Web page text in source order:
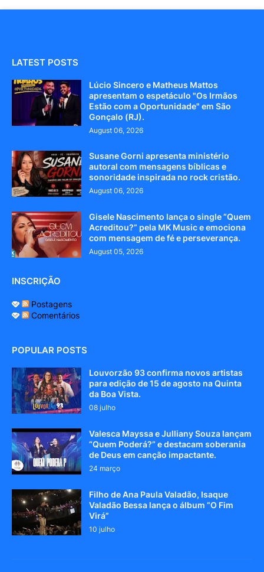
LATEST POSTS
Lúcio Sincero e Matheus Mattos
apresentam o espetáculo "Os Irmãos
Estão com a Oportunidade" em São
Gonçalo (RJ).
August 06, 2026
Susane Gorni apresenta ministério
autoral com mensagens bíblicas e
sonoridade inspirada no rock cristão.
August 06, 2026
Gisele Nascimento lança o single “Quem
Acreditou?” pela MK Music e emociona
com mensagem de fé e perseverança.
August 05, 2026
INSCRIÇÃO
Postagens
Comentários
POPULAR POSTS
Louvorzão 93 confirma novos artistas
para edição de 15 de agosto na Quinta
da Boa Vista.
08 julho
Valesca Mayssa e Julliany Souza lançam
“Quem Poderá?” e destacam soberania
de Deus em canção impactante.
24 março
Filho de Ana Paula Valadão, Isaque
Valadão Bessa lança o álbum “O Fim
Virá”
10 julho